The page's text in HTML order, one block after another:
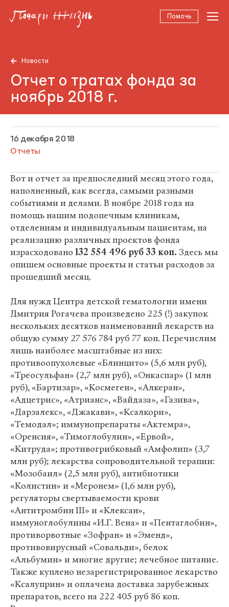
Помочь
Новости
Отчет о тратах фонда за
ноябрь 2018 г.
16 декабря 2018
Отчеты
Вот и отчет за предпоследний месяц этого года,
наполненный, как всегда, самыми разными
событиями и делами. В ноябре 2018 года на
помощь нашим подопечным клиникам,
отделениям и индивидуальным пациентам, на
реализацию различных проектов фонда
израсходовано 132 554 496 руб 33 коп. Здесь мы
опишем основные проекты и статьи расходов за
прошедший месяц.
Для нужд Центра детской гематологии имени
Дмитрия Рогачева произведено 225 (!) закупок
нескольких десятков наименований лекарств на
общую сумму 27 576 784 руб 77 коп. Перечислим
лишь наиболее масштабные из них:
противоопухолевые «Блинцито» (5,6 млн руб),
«Треосульфан» (2,7 млн руб), «Онкаспар» (1 млн
руб), «Бартизар», «Космеген», «Алкеран»,
«Адцетрис», «Атрианс», «Вайдаза», «Газива»,
«Дарзалекс», «Джакави», «Ксалкори»,
«Темодал»; иммунопрепараты «Актемра»,
«Оренсия», «Тимоглобулин», «Ервой»,
«Китруда»; противогрибковый «Амфолип» (3,7
млн руб); лекарства сопроводительной терапии:
«Мозобаил» (2,5 млн руб), антибиотики
«Колистин» и «Меронем» (1,6 млн руб),
регуляторы свертываемости крови
«Антитромбин III» и «Клексан»,
иммуноглобулины «И.Г. Вена» и «Пентаглобин»,
противорвотные «Зофран» и «Эменд»,
противовирусный «Совальди», белок
«Альбумин» и многие другие; лечебное питание.
Также куплено незарегистрированное лекарство
«Ксалуприн» и оплачена доставка зарубежных
препаратов, всего на 222 405 руб 86 коп.